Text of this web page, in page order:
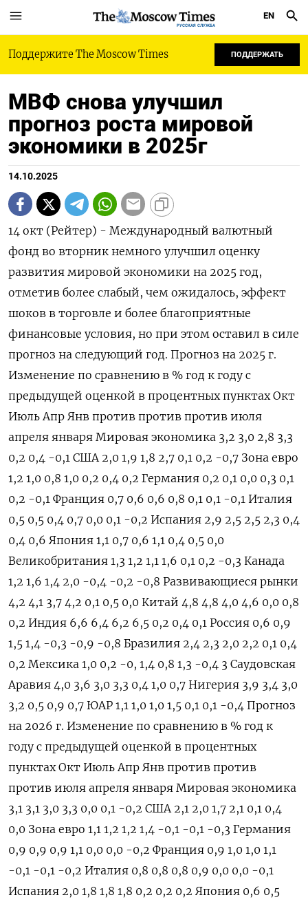
РУССКАЯ СЛУЖБА
EN
Поддержите The Moscow Times ПОДДЕРЖАТЬ
МВФ снова улучшил
прогноз роста мировой
экономики в 2025г
14.10.2025
14 окт (Рейтер) - Международный валютный
фонд во вторник немного улучшил оценку
развития мировой экономики на 2025 год,
отметив более слабый, чем ожидалось, эффект
шоков в торговле и более благоприятные
финансовые условия, но при этом оставил в силе
прогноз на следующий год. Прогноз на 2025 г.
Изменение по сравнению в % год к году с
предыдущей оценкой в процентных пунктах Окт
Июль Апр Янв против против против июля
апреля января Мировая экономика 3,2 3,0 2,8 3,3
0,2 0,4 -0,1 США 2,0 1,9 1,8 2,7 0,1 0,2 -0,7 Зона евро
1,2 1,0 0,8 1,0 0,2 0,4 0,2 Германия 0,2 0,1 0,0 0,3 0,1
0,2 -0,1 Франция 0,7 0,6 0,6 0,8 0,1 0,1 -0,1 Италия
0,5 0,5 0,4 0,7 0,0 0,1 -0,2 Испания 2,9 2,5 2,5 2,3 0,4
0,4 0,6 Япония 1,1 0,7 0,6 1,1 0,4 0,5 0,0
Великобритания 1,3 1,2 1,1 1,6 0,1 0,2 -0,3 Канада
1,2 1,6 1,4 2,0 -0,4 -0,2 -0,8 Развивающиеся рынки
4,2 4,1 3,7 4,2 0,1 0,5 0,0 Китай 4,8 4,8 4,0 4,6 0,0 0,8
0,2 Индия 6,6 6,4 6,2 6,5 0,2 0,4 0,1 Россия 0,6 0,9
1,5 1,4 -0,3 -0,9 -0,8 Бразилия 2,4 2,3 2,0 2,2 0,1 0,4
0,2 Мексика 1,0 0,2 -0, 1,4 0,8 1,3 -0,4 3 Саудовская
Аравия 4,0 3,6 3,0 3,3 0,4 1,0 0,7 Нигерия 3,9 3,4 3,0
3,2 0,5 0,9 0,7 ЮАР 1,1 1,0 1,0 1,5 0,1 0,1 -0,4 Прогноз
на 2026 г. Изменение по сравнению в % год к
году с предыдущей оценкой в процентных
пунктах Окт Июль Апр Янв против против
против июля апреля января Мировая экономика
3,1 3,1 3,0 3,3 0,0 0,1 -0,2 США 2,1 2,0 1,7 2,1 0,1 0,4
0,0 Зона евро 1,1 1,2 1,2 1,4 -0,1 -0,1 -0,3 Германия
0,9 0,9 0,9 1,1 0,0 0,0 -0,2 Франция 0,9 1,0 1,0 1,1
-0,1 -0,1 -0,2 Италия 0,8 0,8 0,8 0,9 0,0 0,0 -0,1
Испания 2,0 1,8 1,8 1,8 0,2 0,2 0,2 Япония 0,6 0,5